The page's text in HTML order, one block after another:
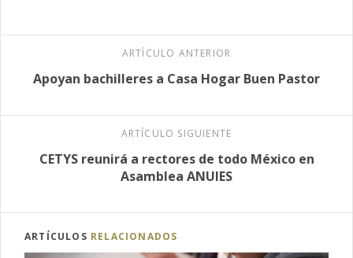
ARTÍCULO ANTERIOR
Apoyan bachilleres a Casa Hogar Buen Pastor
ARTÍCULO SIGUIENTE
CETYS reunirá a rectores de todo México en
Asamblea ANUIES
ARTÍCULOS RELACIONADOS